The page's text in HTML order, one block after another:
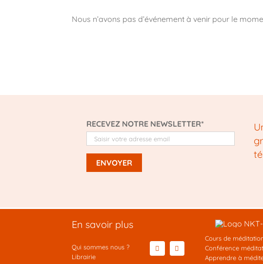
Nous n’avons pas d’événement à venir pour le
RECEVEZ NOTRE NEWSLETTER*
En savoir plus
Qui sommes nous ?
Librairie
Cours de
Conférence
Apprendre à